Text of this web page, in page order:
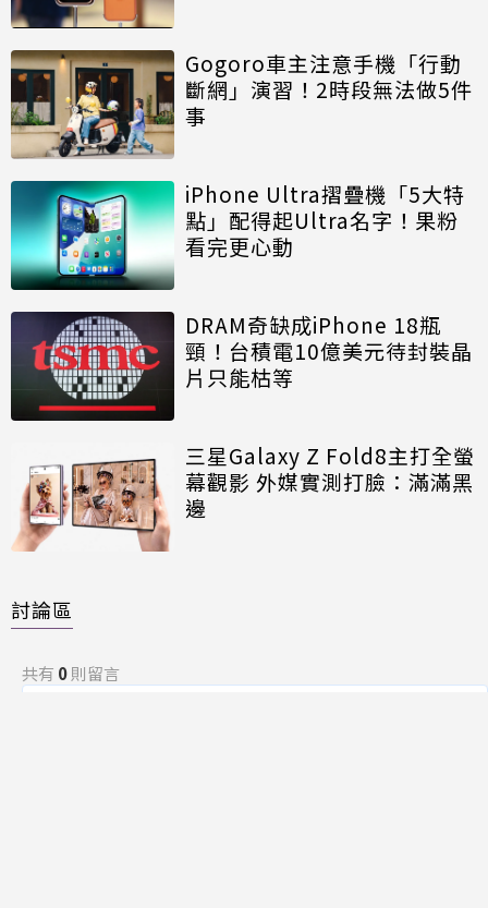
Gogoro車主注意手機「行動
斷網」演習！2時段無法做5件
事
iPhone Ultra摺疊機「5大特
點」配得起Ultra名字！果粉
看完更心動
DRAM奇缺成iPhone 18瓶
頸！台積電10億美元待封裝晶
片只能枯等
三星Galaxy Z Fold8主打全螢
幕觀影 外媒實測打臉：滿滿黑
邊
討論區
共有 0則留言